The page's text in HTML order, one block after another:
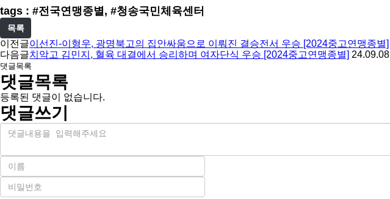
tags : #전국연맹종별, #청송국민체육센터
목록
이전글이선진-이형우, 광명북고의 집안싸움으로 이뤄진 결승전서 우승 [2024중고연맹종별]
다음글치악고 김민지, 혈육 대결에서 승리하며 여자단식 우승 [2024중고연맹종별] 24.09.08
댓글목록
댓글목록
등록된 댓글이 없습니다.
댓글쓰기
내
이
필
수
비
밀